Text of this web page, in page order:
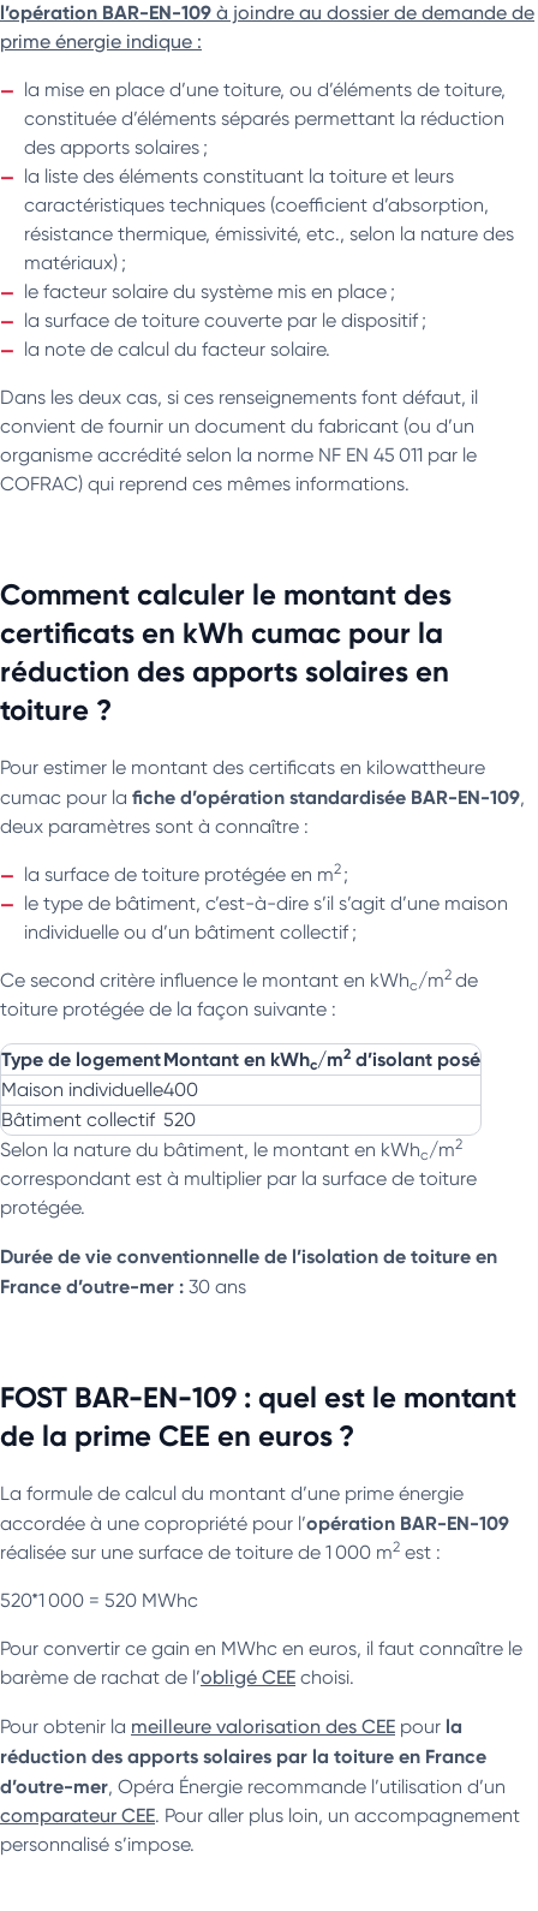
l’opération BAR-EN-109 à joindre au dossier de demande de
prime énergie indique :
la mise en place d’une toiture, ou d’éléments de toiture,
constituée d’éléments séparés permettant la réduction
des apports solaires ;
la liste des éléments constituant la toiture et leurs
caractéristiques techniques (coefficient d’absorption,
résistance thermique, émissivité, etc., selon la nature des
matériaux) ;
le facteur solaire du système mis en place ;
la surface de toiture couverte par le dispositif ;
la note de calcul du facteur solaire.
Dans les deux cas, si ces renseignements font défaut, il
convient de fournir un document du fabricant (ou d’un
organisme accrédité selon la norme NF EN 45 011 par le
COFRAC) qui reprend ces mêmes informations.
Comment calculer le montant des
certificats en kWh cumac pour la
réduction des apports solaires en
toiture ?
Pour estimer le montant des certificats en kilowattheure
cumac pour la fiche d’opération standardisée BAR-EN-109,
deux paramètres sont à connaître :
la surface de toiture protégée en m2 ;
le type de bâtiment, c’est-à-dire s’il s’agit d’une maison
individuelle ou d’un bâtiment collectif ;
Ce second critère influence le montant en kWhc /m2 de
toiture protégée de la façon suivante :
Type de logementMontant en kWhc/m2 d’isolant posé
Maison individuelle400
Bâtiment collectif 520
Selon la nature du bâtiment, le montant en kWhc /m2
correspondant est à multiplier par la surface de toiture
protégée.
Durée de vie conventionnelle de l’isolation de toiture en
France d’outre-mer : 30 ans
FOST BAR-EN-109 : quel est le montant
de la prime CEE en euros ?
La formule de calcul du montant d’une prime énergie
accordée à une copropriété pour l’opération BAR-EN-109
réalisée sur une surface de toiture de 1 000 m2 est :
520*1 000 = 520 MWhc
Pour convertir ce gain en MWhc en euros, il faut connaître le
barème de rachat de l’obligé CEE choisi.
Pour obtenir la meilleure valorisation des CEE pour la
réduction des apports solaires par la toiture en France
d’outre-mer, Opéra Énergie recommande l’utilisation d’un
comparateur CEE. Pour aller plus loin, un accompagnement
personnalisé s’impose.